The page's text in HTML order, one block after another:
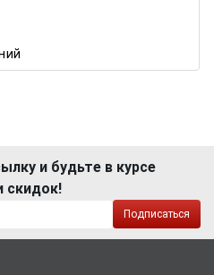
и будьте в курсе
скидок!
Подписаться